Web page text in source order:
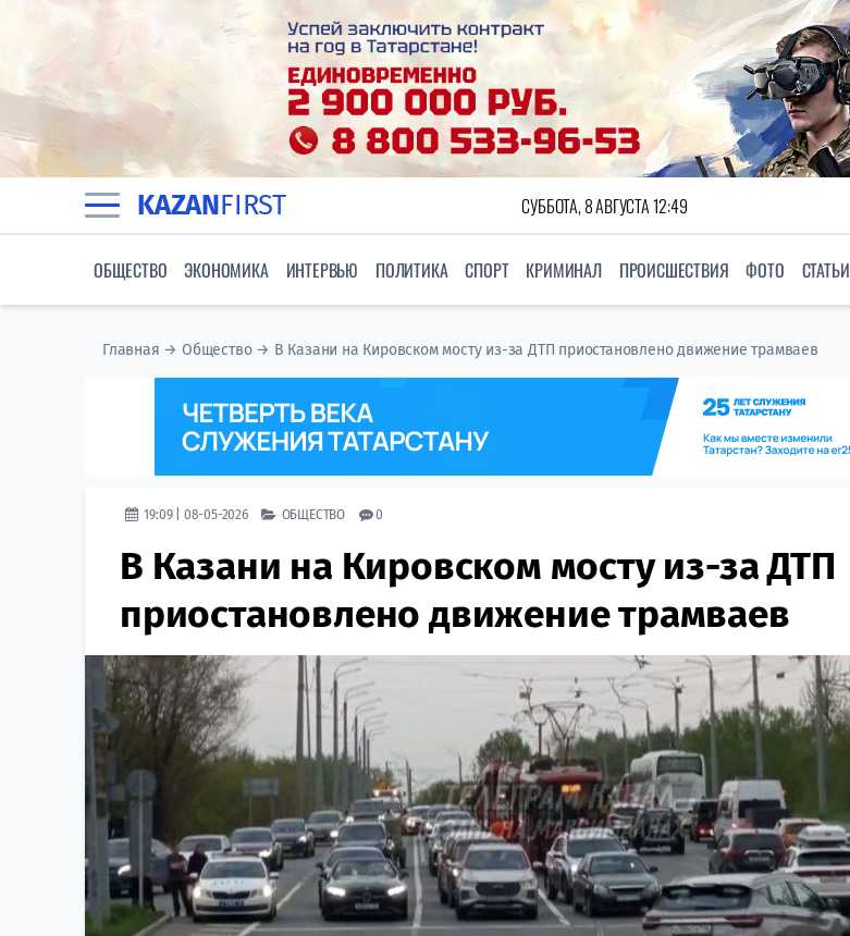
KAZANFIRST СУББОТА, 8 АВГУСТА 12:49
ОБЩЕСТВО ЭКОНОМИКА ИНТЕРВЬЮ ПОЛИТИКА СПОРТ КРИМИНАЛ ПРОИСШЕСТВИЯ ФОТО СТАТЬИ
Главная →Общество→ В Казани на Кировском мосту из-за ДТП приостановлено движение трамваев
19:09 | 08-05-2026 ОБЩЕСТВО 0
В Казани на Кировском мосту из-за ДТП
приостановлено движение трамваев